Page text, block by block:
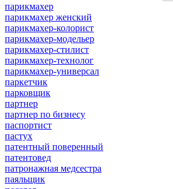
парикмахер
парикмахер женский
парикмахер-колорист
парикмахер-модельер
парикмахер-стилист
парикмахер-технолог
парикмахер-универсал
паркетчик
парковщик
партнер
партнер по бизнесу
паспортист
пастух
патентный поверенный
патентовед
патронажная медсестра
паяльщик